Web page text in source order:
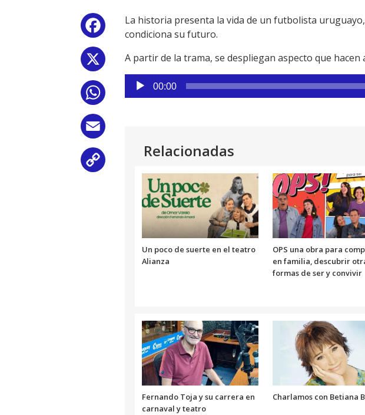
Facebook
WhatsApp
La historia presenta la vida de un futbolista
condiciona su futuro.
A partir de la trama, se despliegan aspecto que
Reproductor
de
00:00
Relacionadas
Un poco de suerte en el teatro
Alianza
OPS una obra para
en familia, descubrir
formas de ser y convivir
Fernando Toja y su carrera en
carnaval y teatro
Charlamos con Betiana